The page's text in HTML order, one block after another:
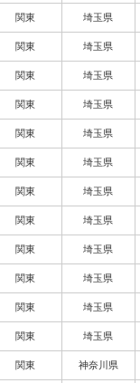
関東 埼玉県
関東 埼玉県
関東 埼玉県
関東 埼玉県
関東 埼玉県
関東 埼玉県
関東 埼玉県
関東 埼玉県
関東 埼玉県
関東 埼玉県
関東 埼玉県
関東 埼玉県
関東 神奈川県